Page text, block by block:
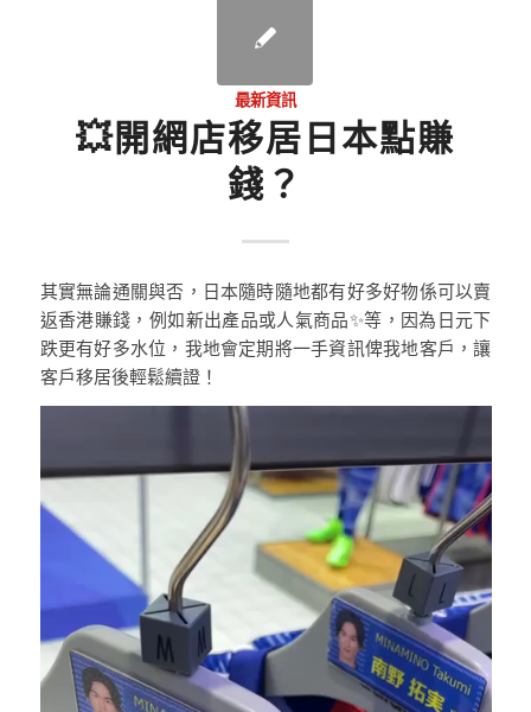
最新資訊
💥開網店移居日本點賺
錢？
其實無論通關與否，日本隨時隨地都有好多好物係可以賣
返香港賺錢，例如新出產品或人氣商品✨等，因為日元下
跌更有好多水位，我地會定期將一手資訊俾我地客戶，讓
客戶移居後輕鬆續證！